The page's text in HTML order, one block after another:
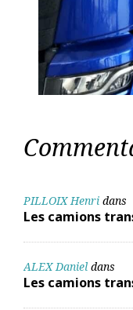
PILLOIX Henri dans
Les camions
ALEX Daniel dans
Les camions